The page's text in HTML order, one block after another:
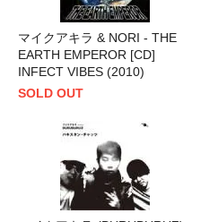
マイクアキラ & NORI - THE
EARTH EMPEROR [CD]
INFECT VIBES (2010)
SOLD OUT